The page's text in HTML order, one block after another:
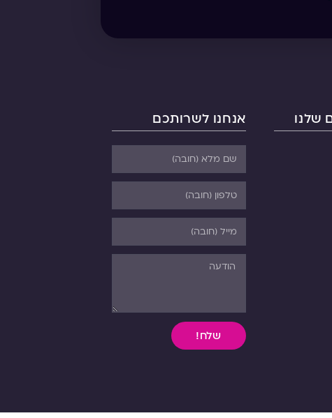
שלנו אנחנו לשרותכם
שלח!